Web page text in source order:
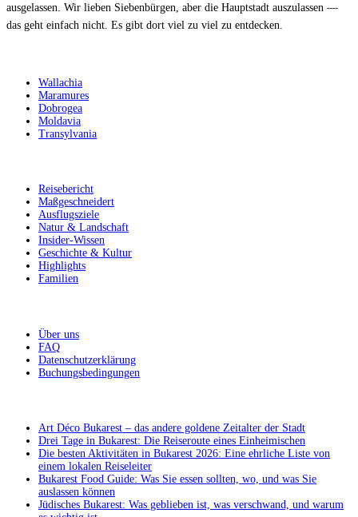
ausgelassen. Wir lieben Siebenbürgen, aber die Hauptstadt auszulassen —
das geht einfach nicht. Es gibt dort viel zu viel zu entdecken.
Wallachia
Maramures
Dobrogea
Moldavia
Transylvania
Reisebericht
Maßgeschneidert
Ausflugsziele
Natur & Landschaft
Insider-Wissen
Geschichte & Kultur
Highlights
Familien
Über uns
FAQ
Datenschutzerklärung
Buchungsbedingungen
Art Déco Bukarest – das andere goldene Zeitalter der Stadt
Drei Tage in Bukarest: Die Reiseroute eines Einheimischen
Die besten Aktivitäten in Bukarest 2026: Eine ehrliche Liste von
einem lokalen Reiseleiter
Bukarest Food Guide: Was Sie essen sollten, wo, und was Sie
auslassen können
Jüdisches Bukarest: Was geblieben ist, was verschwand, und warum